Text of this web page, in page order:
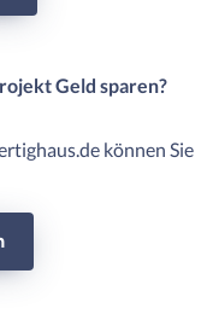
Geld sparen?
können Sie